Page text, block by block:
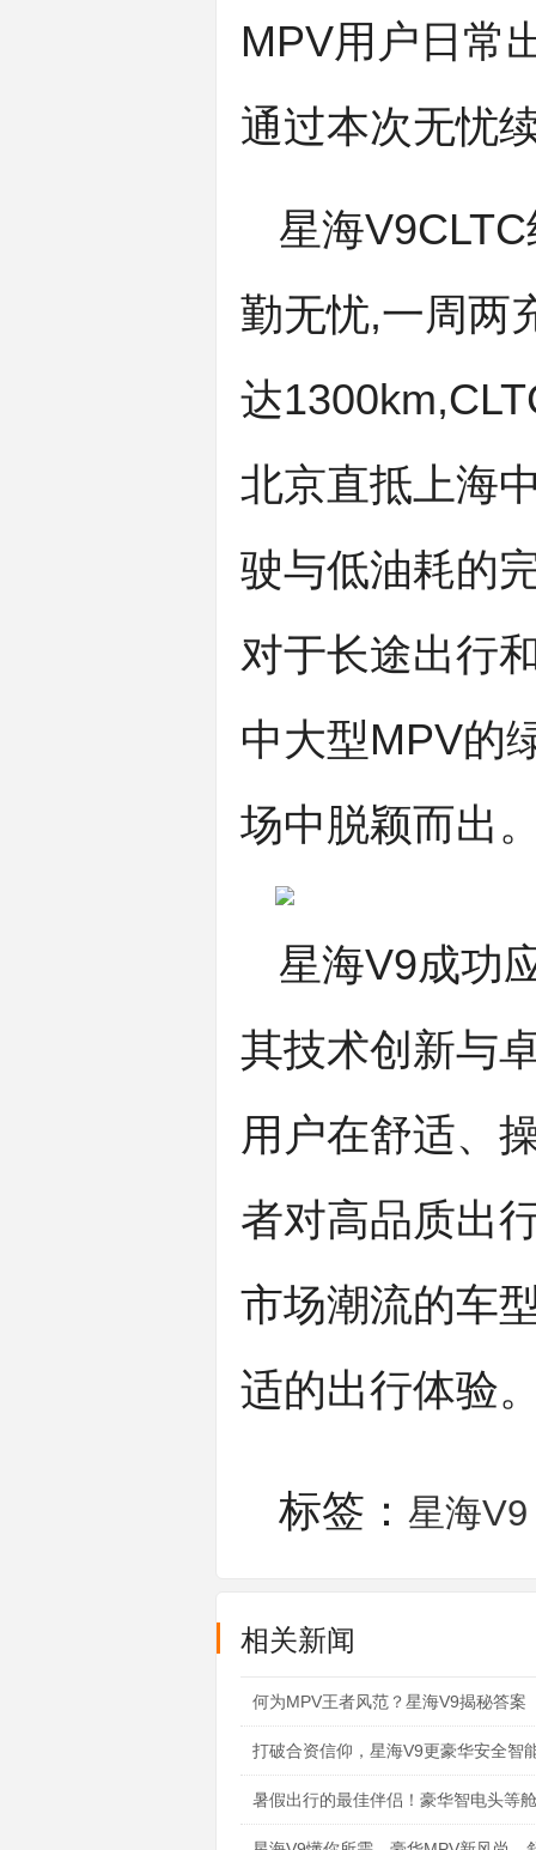
MPV用户日常
通过本次无忧
星海
勤无忧,一周两
达
北京直抵上海
驶与低油耗的
对于长途出行
中大型MPV的
场中脱颖而出
星海V9成功
其技术创新与
用户在舒适、
者对高品质出
市场潮流的车
适的出行体验
标签： 星海V9
相关新闻
何为MPV王者风范？星海V9揭秘答案
打破合资信仰，星海V9更豪华安全智
暑假出行的最佳伴侣！豪华智电头等